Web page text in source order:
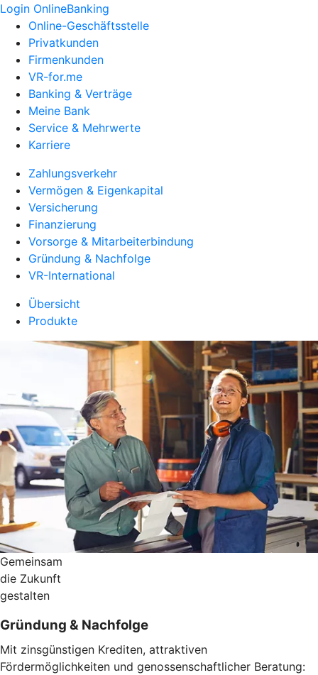
Login OnlineBanking
Online-Geschäftsstelle
Privatkunden
Firmenkunden
VR-for.me
Banking & Verträge
Meine Bank
Service & Mehrwerte
Karriere
Zahlungsverkehr
Vermögen & Eigenkapital
Versicherung
Finanzierung
Vorsorge & Mitarbeiterbindung
Gründung & Nachfolge
VR-International
Übersicht
Produkte
Gemeinsam
die Zukunft
gestalten
Gründung & Nachfolge
Mit zinsgünstigen Krediten, attraktiven
Fördermöglichkeiten und genossenschaftlicher Beratung: